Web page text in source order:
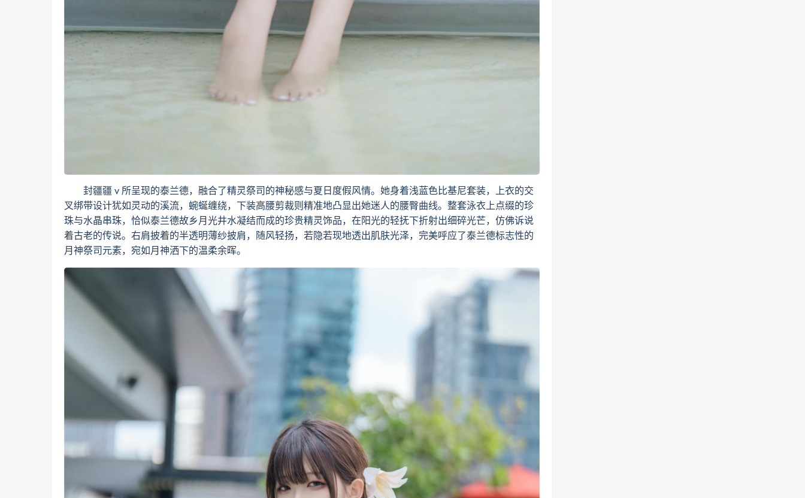
封疆疆 v 所呈现的泰兰德，融合了精灵祭司的神秘感与夏日度假风情。她身着浅蓝色比基尼套装，上衣的交
叉绑带设计犹如灵动的溪流，蜿蜒缠绕，下装高腰剪裁则精准地凸显出她迷人的腰臀曲线。整套泳衣上点缀的珍
珠与水晶串珠，恰似泰兰德故乡月光井水凝结而成的珍贵精灵饰品，在阳光的轻抚下折射出细碎光芒，仿佛诉说
着古老的传说。右肩披着的半透明薄纱披肩，随风轻扬，若隐若现地透出肌肤光泽，完美呼应了泰兰德标志性的
月神祭司元素，宛如月神洒下的温柔余晖。